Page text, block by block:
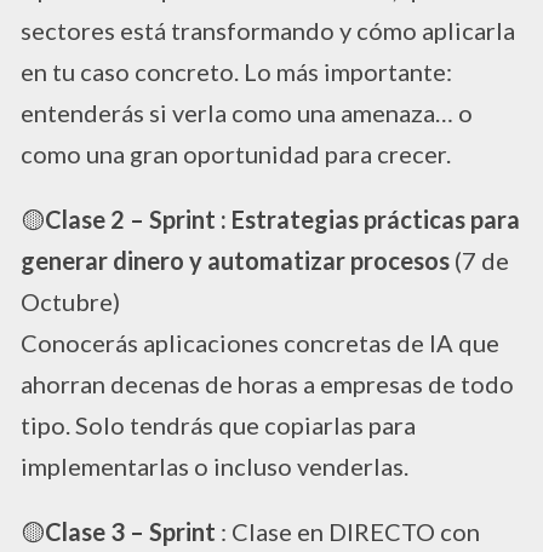
sectores está transformando y cómo aplicarla
en tu caso concreto. Lo más importante:
entenderás si verla como una amenaza… o
como una gran oportunidad para crecer.
​🟡Clase 2 – Sprint : Estrategias prácticas para
generar dinero y automatizar procesos (7 de
Octubre)
Conocerás aplicaciones concretas de IA que
ahorran decenas de horas a empresas de todo
tipo. Solo tendrás que copiarlas para
implementarlas o incluso venderlas.
​🟡Clase 3 – Sprint : Clase en DIRECTO con